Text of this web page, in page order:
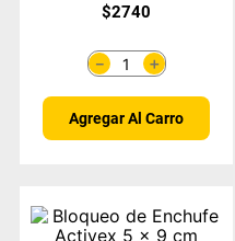
$2740
＋
－
Agregar Al Carro